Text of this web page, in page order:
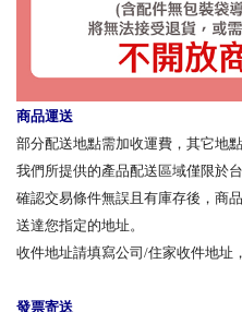
商品運送
部分配送地點需加收運費，其它地
我們所提供的產品配送區域僅限於台
確認交易條件無誤且有庫存後，商
送達您指定的地址。
收件地址請填寫公司/住家收件地址
發票寄送